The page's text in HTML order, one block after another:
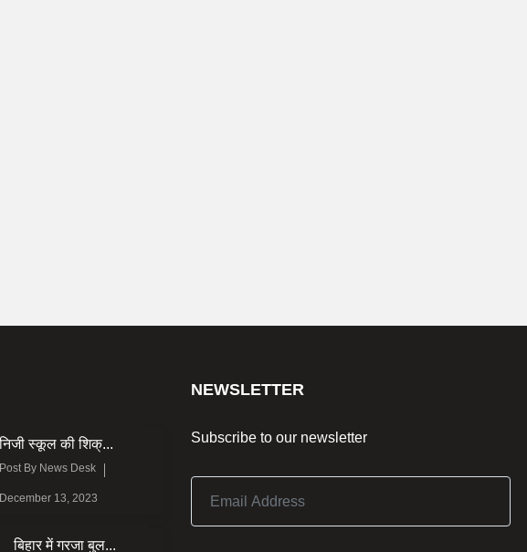
निजी स्कूल की शिक्...
Post By News Desk
December 13, 2023
बिहार में गरजा बुल...
NEWSLETTER
Subscribe to our newsletter